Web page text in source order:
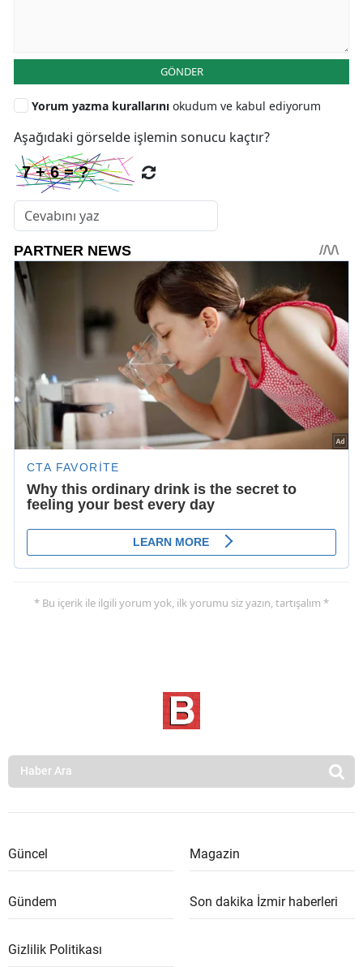
GÖNDER
Yorum yazma kurallarını okudum ve kabul ediyorum
Aşağıdaki görselde işlemin sonucu kaçtır?
* Bu içerik ile ilgili yorum yok, ilk yorumu siz yazın, tartışalım *
Güncel Magazin
Gündem Son dakika İzmir haberleri
Gizlilik Politikası